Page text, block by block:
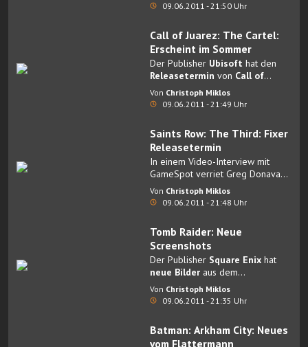
09.06.2011 - 21:50 Uhr
Call of Juarez: The Cartel:
Erscheint im Sommer
Der Publisher Ubisoft hat den
Releasetermin von Call of
Juarez: The Cartel
Von Christoph Miklos
09.06.2011 - 21:49 Uhr
Saints Row: The Third: Fixer
Releasetermin
In einem Video-Interview mit
GameSpot verriet Greg Donavan,
Senior Producer von
The Third, den Verkaufsstart
Von Christoph Miklos
09.06.2011 - 21:48 Uhr
Tomb Raider: Neue
Screenshots
Der Publisher Square Enix hat
neue Bilder aus dem
kommenden Tomb Raider Teil
veröffentlicht.
Von Christoph Miklos
09.06.2011 - 21:35 Uhr
Batman: Arkham City: Neues
vom Flattermann